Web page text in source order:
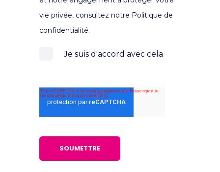
vie privée, consultez notre Politique de
confidentialité.
Je suis d'accord avec cela